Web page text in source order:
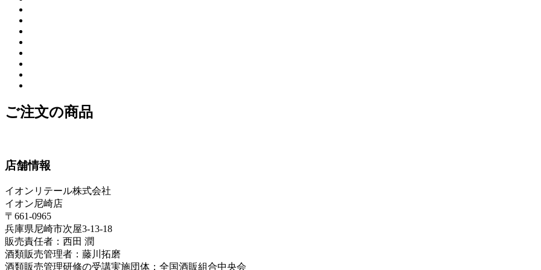
ご注文の商品
店舗情報
イオンリテール株式会社
イオン尼崎店
〒661-0965
兵庫県尼崎市次屋3-13-18
販売責任者：西田 潤
酒類販売管理者：藤川拓磨
酒類販売管理研修の受講実施団体：全国酒販組合中央会